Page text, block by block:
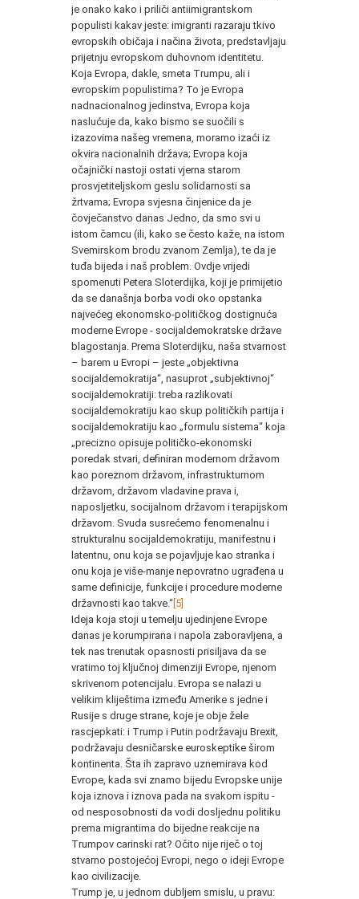
je onako kako i priliči antiimigrantskom
populisti kakav jeste: imigranti razaraju tkivo
evropskih običaja i načina života, predstavljaju
prijetnju evropskom duhovnom identitetu.
Koja Evropa, dakle, smeta Trumpu, ali i
evropskim populistima? To je Evropa
nadnacionalnog jedinstva, Evropa koja
naslućuje da, kako bismo se suočili s
izazovima našeg vremena, moramo izaći iz
okvira nacionalnih država; Evropa koja
očajnički nastoji ostati vjerna starom
prosvjetiteljskom geslu solidarnosti sa
žrtvama; Evropa svjesna činjenice da je
čovječanstvo danas Jedno, da smo svi u
istom čamcu (ili, kako se često kaže, na istom
Svemirskom brodu zvanom Zemlja), te da je
tuđa bijeda i naš problem. Ovdje vrijedi
spomenuti Petera Sloterdijka, koji je primijetio
da se današnja borba vodi oko opstanka
najvećeg ekonomsko-političkog dostignuća
moderne Evrope - socijaldemokratske države
blagostanja. Prema Sloterdijku, naša stvarnost
– barem u Evropi – jeste „objektivna
socijaldemokratija“, nasuprot „subjektivnoj“
socijaldemokratiji: treba razlikovati
socijaldemokratiju kao skup političkih partija i
socijaldemokratiju kao „formulu sistema“ koja
„precizno opisuje političko-ekonomski
poredak stvari, definiran modernom državom
kao poreznom državom, infrastrukturnom
državom, državom vladavine prava i,
naposljetku, socijalnom državom i terapijskom
državom. Svuda susrećemo fenomenalnu i
strukturalnu socijaldemokratiju, manifestnu i
latentnu, onu koja se pojavljuje kao stranka i
onu koja je više-manje nepovratno ugrađena u
same definicije, funkcije i procedure moderne
državnosti kao takve.“ [5]
Ideja koja stoji u temelju ujedinjene Evrope
danas je korumpirana i napola zaboravljena, a
tek nas trenutak opasnosti prisiljava da se
vratimo toj ključnoj dimenziji Evrope, njenom
skrivenom potencijalu. Evropa se nalazi u
velikim kliještima između Amerike s jedne i
Rusije s druge strane, koje je obje žele
rascjepkati: i Trump i Putin podržavaju Brexit,
podržavaju desničarske euroskeptike širom
kontinenta. Šta ih zapravo uznemirava kod
Evrope, kada svi znamo bijedu Evropske unije
koja iznova i iznova pada na svakom ispitu -
od nesposobnosti da vodi dosljednu politiku
prema migrantima do bijedne reakcije na
Trumpov carinski rat? Očito nije riječ o toj
stvarno postojećoj Evropi, nego o ideji Evrope
kao civilizacije.
Trump je, u jednom dubljem smislu, u pravu: